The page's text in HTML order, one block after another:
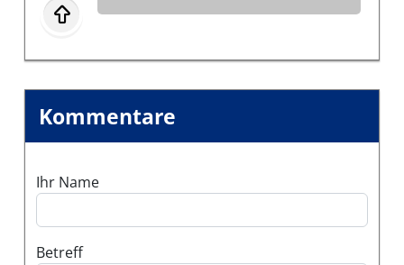
Kommentare
Ihr Name
Betreff